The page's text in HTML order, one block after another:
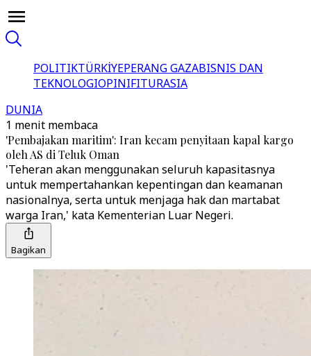
POLITIKTÜRKİYEPERANG GAZABISNIS DAN
TEKNOLOGIOPINIFITURASIA
DUNIA
1 menit membaca
'Pembajakan maritim': Iran kecam penyitaan kapal kargo
oleh AS di Teluk Oman
'Teheran akan menggunakan seluruh kapasitasnya
untuk mempertahankan kepentingan dan keamanan
nasionalnya, serta untuk menjaga hak dan martabat
warga Iran,' kata Kementerian Luar Negeri.
Bagikan